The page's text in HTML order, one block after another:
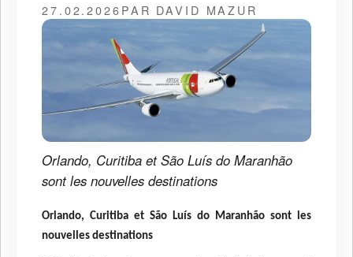
27.02.2026PAR DAVID MAZUR
Orlando, Curitiba et São Luís do Maranhão
sont les nouvelles destinations
Orlando, Curitiba et São Luís do Maranhão sont les
nouvelles destinations